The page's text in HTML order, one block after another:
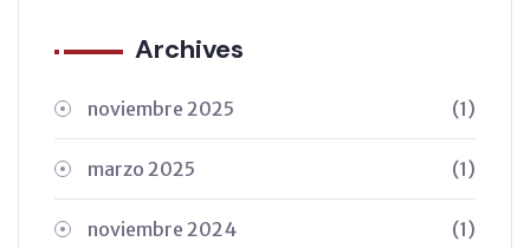
Archives
noviembre 2025 (1)
marzo 2025 (1)
noviembre 2024 (1)